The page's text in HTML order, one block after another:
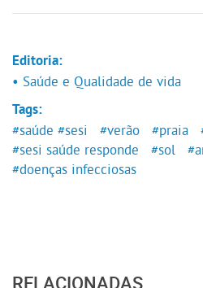
Editoria:
• Saúde e Qualidade de vida
Tags:
#saúde #sesi #verão #praia
#sesi saúde responde
#sol
#doenças infecciosas
RELACIONADAS